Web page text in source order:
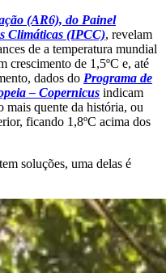
(AR6), do Painel
Climáticas (IPCC), revelam
de a temperatura mundial
crescimento de 1,5ºC e, até
dados do Programa de
– Copernicus indicam
mais quente da história, ou
ficando 1,8ºC acima dos
soluções, uma delas é